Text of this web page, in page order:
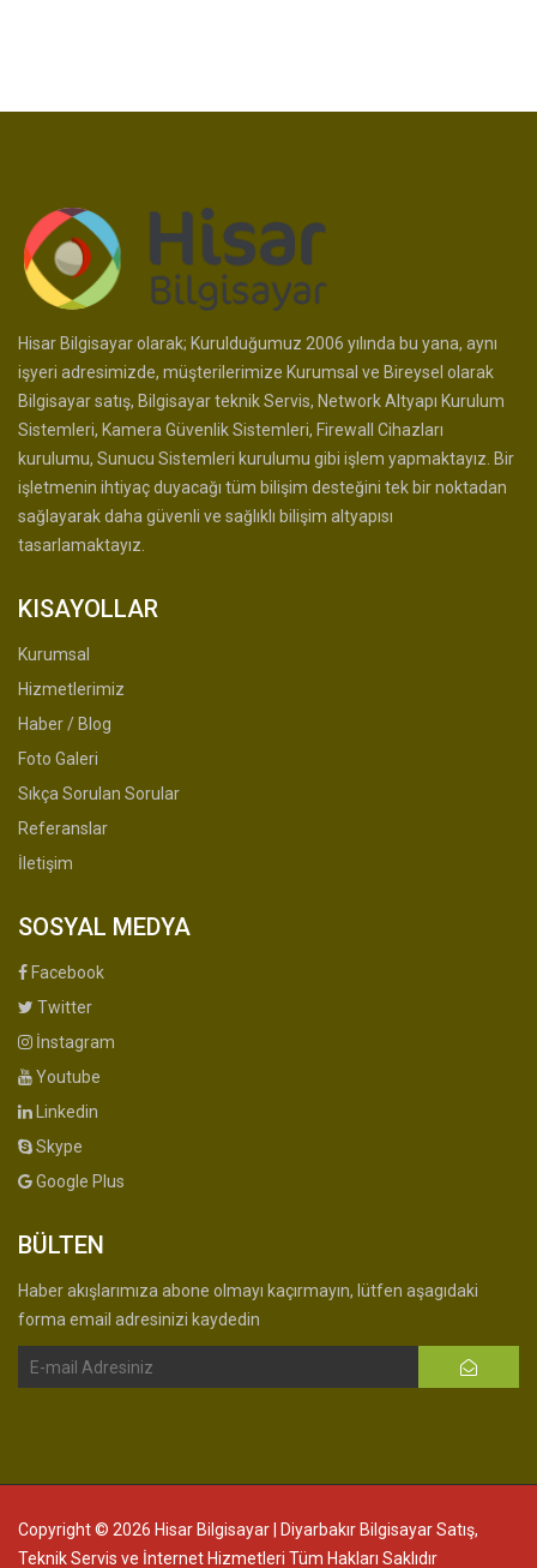
Hisar Bilgisayar olarak; Kurulduğumuz 2006 yılında bu yana, aynı
işyeri adresimizde, müşterilerimize Kurumsal ve Bireysel olarak
Bilgisayar satış, Bilgisayar teknik Servis, Network Altyapı Kurulum
Sistemleri, Kamera Güvenlik Sistemleri, Firewall Cihazları
kurulumu, Sunucu Sistemleri kurulumu gibi işlem yapmaktayız. Bir
işletmenin ihtiyaç duyacağı tüm bilişim desteğini tek bir noktadan
sağlayarak daha güvenli ve sağlıklı bilişim altyapısı
tasarlamaktayız.
KISAYOLLAR
Kurumsal
Hizmetlerimiz
Haber / Blog
Foto Galeri
Sıkça Sorulan Sorular
Referanslar
İletişim
SOSYAL MEDYA
Facebook
Twitter
İnstagram
Youtube
Linkedin
Skype
Google Plus
BÜLTEN
Haber akışlarımıza abone olmayı kaçırmayın, lütfen aşagıdaki
forma email adresinizi kaydedin
Copyright © 2026 Hisar Bilgisayar | Diyarbakır Bilgisayar Satış,
Teknik Servis ve İnternet Hizmetleri Tüm Hakları Saklıdır